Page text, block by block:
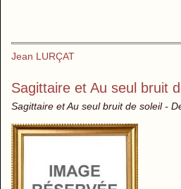
Jean LURÇAT
Sagittaire et Au seul bruit
Sagittaire et Au seul bruit de soleil -